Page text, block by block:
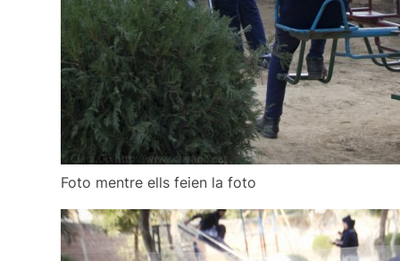
Foto mentre ells feien la foto